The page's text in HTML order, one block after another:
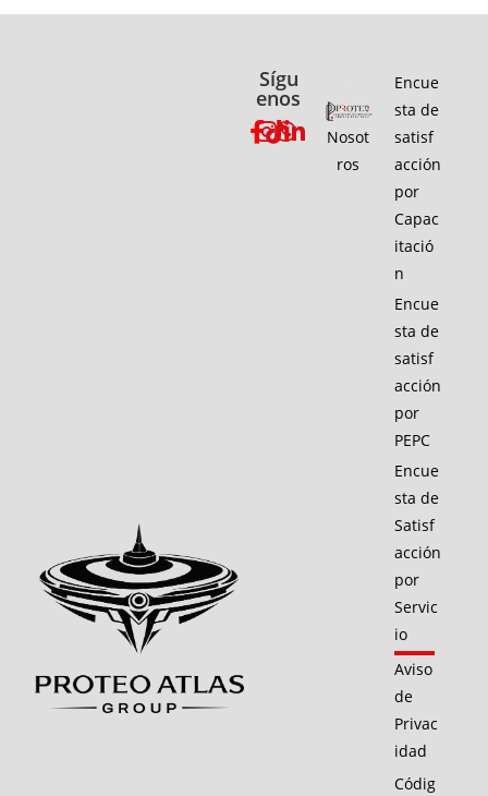
Sígu
enos
Nosot
ros
Encue
sta de
satisf
acción
por
Capac
itació
n
Encue
sta de
satisf
acción
por
PEPC
Encue
sta de
Satisf
acción
por
Servic
io
Aviso
de
Privac
idad
Códig